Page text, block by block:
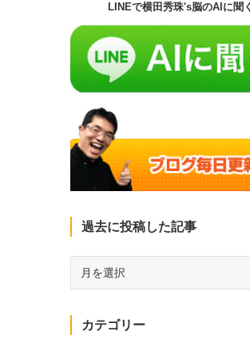
LINEで横田秀珠's脳のAIに聞
過去に投稿した記事
投
稿
カテゴリー